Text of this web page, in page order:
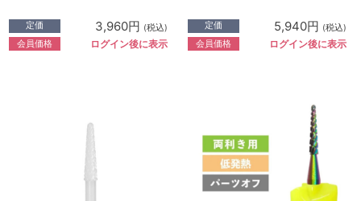
定価 3,960円 (税込)
会員価格 ログイン後に表示
定価 5,940円 (税込)
会員価格 ログイン後に表示